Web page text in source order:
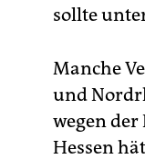
sollte
Manche
und
wegen
Hessen